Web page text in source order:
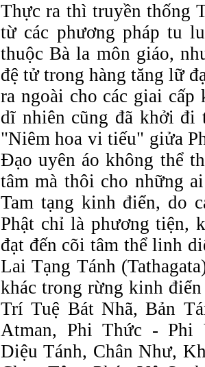
Thực ra thì truyền thống
từ các phương pháp tu
thuộc Bà la môn giáo,
đệ tử trong hàng tăng lữ
ra ngoài cho các giai cấp
dĩ nhiên cũng đã khởi đi
"Niêm hoa vi tiếu" giửa
Đạo uyên áo không thể
tâm mà thôi cho những
Tam tạng kinh điển, do
Phật chỉ là phương tiện,
đạt đến cõi tâm thể linh
Lai Tạng Tánh
khác trong rừng kinh
Trí Tuệ Bát Nhã, Bản
Atman, Phi Thức - Phi
Diệu Tánh, Chân Như,